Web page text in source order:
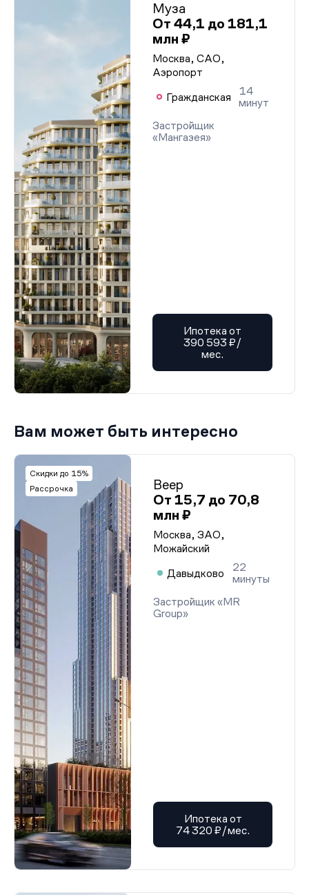
Муза
От 44,1 до 181,1
млн ₽
Москва, САО,
Аэропорт
Гражданская
14
минут
Застройщик
«Мангазея»
Ипотека от
390 593 ₽/
мес.
Вам может быть интересно
Скидки до 15%
Рассрочка
Веер
От 15,7 до 70,8
млн ₽
Москва, ЗАО,
Можайский
Давыдково
22
минуты
Застройщик «MR
Group»
Ипотека от
74 320 ₽/мес.